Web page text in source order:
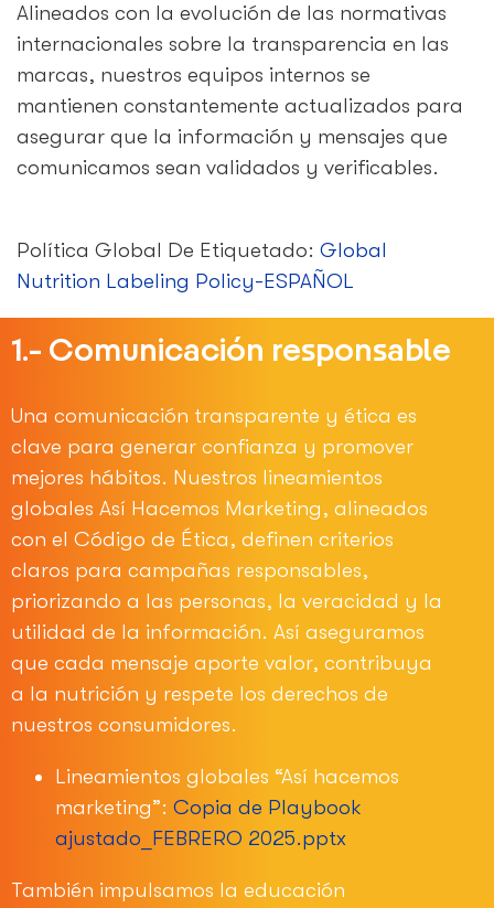
Alineados con la evolución de las normativas
internacionales sobre la transparencia en las
marcas, nuestros equipos internos se
mantienen constantemente actualizados para
asegurar que la información y mensajes que
comunicamos sean validados y verificables.
Política Global De Etiquetado: Global
Nutrition Labeling Policy-ESPAÑOL
1.- Comunicación responsable
Una comunicación transparente y ética es
clave para generar confianza y promover
mejores hábitos. Nuestros lineamientos
globales Así Hacemos Marketing, alineados
con el Código de Ética, definen criterios
claros para campañas responsables,
priorizando a las personas, la veracidad y la
utilidad de la información. Así aseguramos
que cada mensaje aporte valor, contribuya
a la nutrición y respete los derechos de
nuestros consumidores.
Lineamientos globales “Así hacemos
marketing”: Copia de Playbook
ajustado_FEBRERO 2025.pptx
También impulsamos la educación